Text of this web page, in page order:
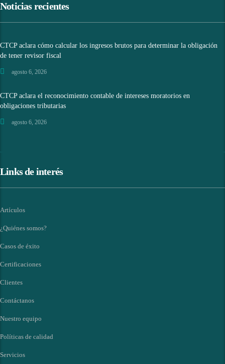
Noticias recientes
CTCP aclara cómo calcular los ingresos brutos para determinar la obligación
de tener revisor fiscal
agosto 6, 2026
CTCP aclara el reconocimiento contable de intereses moratorios en
obligaciones tributarias
agosto 6, 2026
Links de interés
Artículos
¿Quiénes somos?
Casos de éxito
Certificaciones
Clientes
Contáctanos
Nuestro equipo
Políticas de calidad
Servicios